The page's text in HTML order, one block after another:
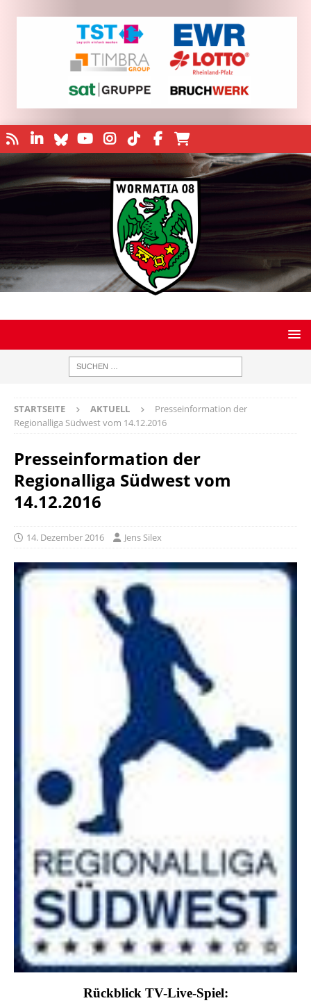
STARTSEITE AKTUELL
Presseinformation der
Regionalliga Südwest vom 14.12.2016
Presseinformation der
Regionalliga Südwest vom
14.12.2016
14. Dezember 2016 Jens Silex
Rückblick TV-Live-Spiel: